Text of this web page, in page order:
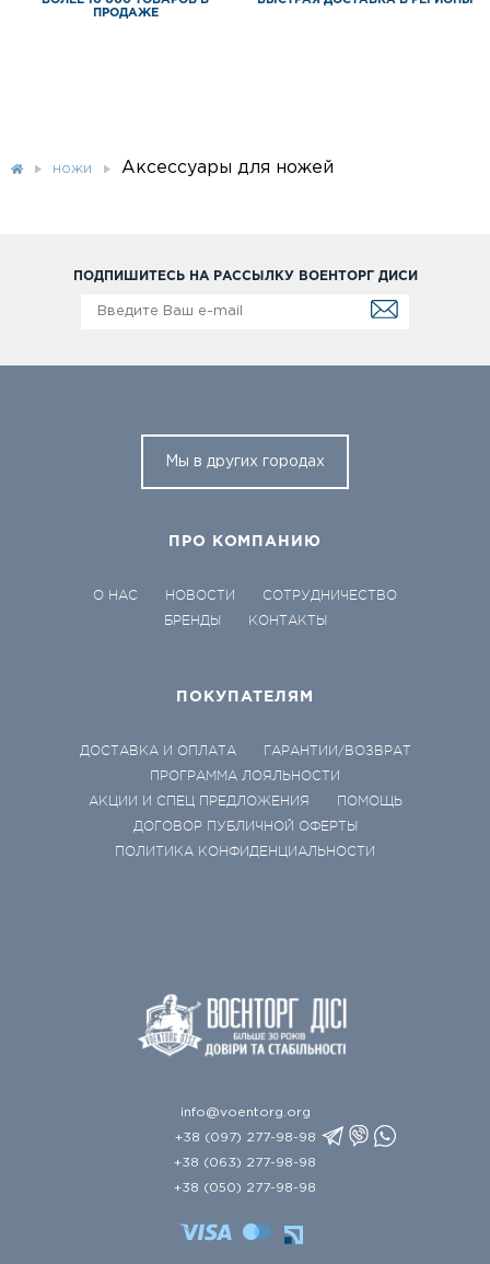
ПРОДАЖЕ
НОЖИ Аксессуары для ножей
ПОДПИШИТЕСЬ НА РАССЫЛКУ ВОЕНТОРГ ДИСИ
Мы в других городах
ПРО КОМПАНИЮ
О НАС НОВОСТИ
СОТРУДНИЧЕСТВО
БРЕНДЫ
КОНТАКТЫ
ПОКУПАТЕЛЯМ
ДОСТАВКА И ОПЛАТА
ГАРАНТИИ/ВОЗВРАТ
ПРОГРАММА ЛОЯЛЬНОСТИ
АКЦИИ И СПЕЦ ПРЕДЛОЖЕНИЯ
ПОМОЩЬ
ДОГОВОР ПУБЛИЧНОЙ ОФЕРТЫ
ПОЛИТИКА КОНФИДЕНЦИАЛЬНОСТИ
info@voentorg.org
+38 (097) 277-98-98
+38 (063) 277-98-98
+38 (050) 277-98-98